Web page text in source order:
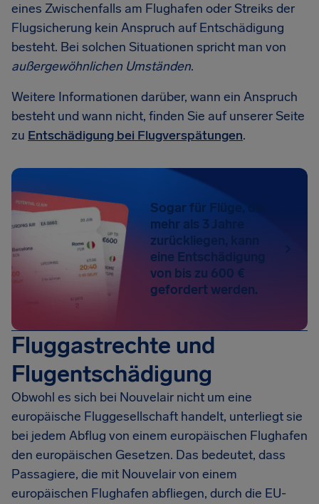
eines Zwischenfalls am Flughafen oder Streiks der
Flugsicherung kein Anspruch auf Entschädigung
besteht. Bei solchen Situationen spricht man von
außergewöhnlichen Umständen.
Weitere Informationen darüber, wann ein Anspruch
besteht und wann nicht, finden Sie auf unserer Seite
zu Entschädigung bei Flugverspätungen.
Sogar für Flüge, die
mehr als 3 Jahre
zurückliegen, kann
eine Entschädigung
von bis zu 600 €
gefordert werden.
Fluggastrechte und
Flugentschädigung
Obwohl es sich bei Nouvelair nicht um eine
europäische Fluggesellschaft handelt, unterliegt sie
bei jedem Abflug von einem europäischen Flughafen
den europäischen Gesetzen. Das bedeutet, dass
Passagiere, die mit Nouvelair von einem
europäischen Flughafen abfliegen, durch die EU-